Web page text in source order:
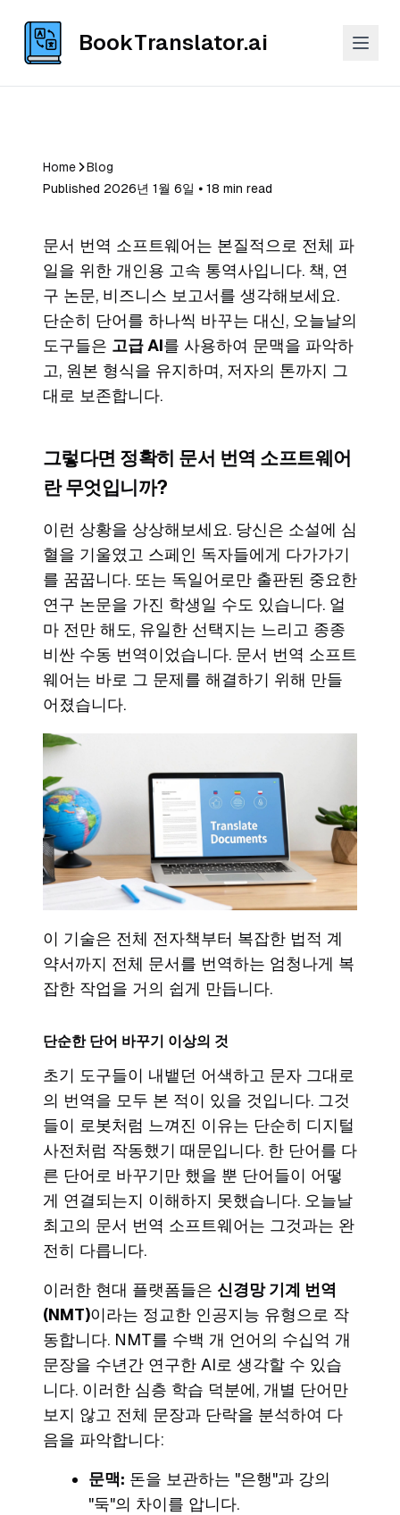
BookTranslator.ai
Home
Blog
Published 2026년 1월 6일 ⦁ 18 min read
문서 번역 소프트웨어는 본질적으로 전체 파
일을 위한 개인용 고속 통역사입니다. 책, 연
구 논문, 비즈니스 보고서를 생각해보세요.
단순히 단어를 하나씩 바꾸는 대신, 오늘날의
도구들은 고급 AI를 사용하여 문맥을 파악하
고, 원본 형식을 유지하며, 저자의 톤까지 그
대로 보존합니다.
그렇다면 정확히 문서 번역 소프트웨어
란 무엇입니까?
이런 상황을 상상해보세요. 당신은 소설에 심
혈을 기울였고 스페인 독자들에게 다가가기
를 꿈꿉니다. 또는 독일어로만 출판된 중요한
연구 논문을 가진 학생일 수도 있습니다. 얼
마 전만 해도, 유일한 선택지는 느리고 종종
비싼 수동 번역이었습니다. 문서 번역 소프트
웨어는 바로 그 문제를 해결하기 위해 만들
어졌습니다.
이 기술은 전체 전자책부터 복잡한 법적 계
약서까지 전체 문서를 번역하는 엄청나게 복
잡한 작업을 거의 쉽게 만듭니다.
단순한 단어 바꾸기 이상의 것
초기 도구들이 내뱉던 어색하고 문자 그대로
의 번역을 모두 본 적이 있을 것입니다. 그것
들이 로봇처럼 느껴진 이유는 단순히 디지털
사전처럼 작동했기 때문입니다. 한 단어를 다
른 단어로 바꾸기만 했을 뿐 단어들이 어떻
게 연결되는지 이해하지 못했습니다. 오늘날
최고의 문서 번역 소프트웨어는 그것과는 완
전히 다릅니다.
이러한 현대 플랫폼들은 신경망 기계 번역
(NMT)이라는 정교한 인공지능 유형으로 작
동합니다. NMT를 수백 개 언어의 수십억 개
문장을 수년간 연구한 AI로 생각할 수 있습
니다. 이러한 심층 학습 덕분에, 개별 단어만
보지 않고 전체 문장과 단락을 분석하여 다
음을 파악합니다:
문맥: 돈을 보관하는 "은행"과 강의
"둑"의 차이를 압니다.